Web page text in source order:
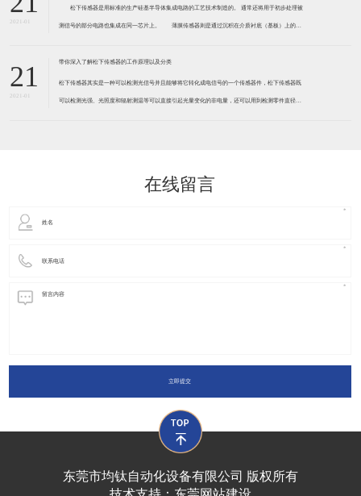
2021-01
松下传感器是用标准的生产硅基半导体集成电路的工艺技术制造的。 通常还将用于初步处理被
测信号的部分电路也集成在同一芯片上。 薄膜传感器则是通过沉积在介质衬底（基板）上的，
器是利用相应材料的浆料，涂覆在陶瓷基片上
21
2021-01
带你深入了解松下传感器的工作原理以及分类
松下传感器其实是一种可以检测光信号并且能够将它转化成电信号的一个传感器件，松下传感器既
可以检测光强、光照度和辐射测温等可以直接引起光量变化的非电量，还可以用到检测零件直径、
在线留言
立即提交
东莞市均钛自动化设备有限公司 版权所有